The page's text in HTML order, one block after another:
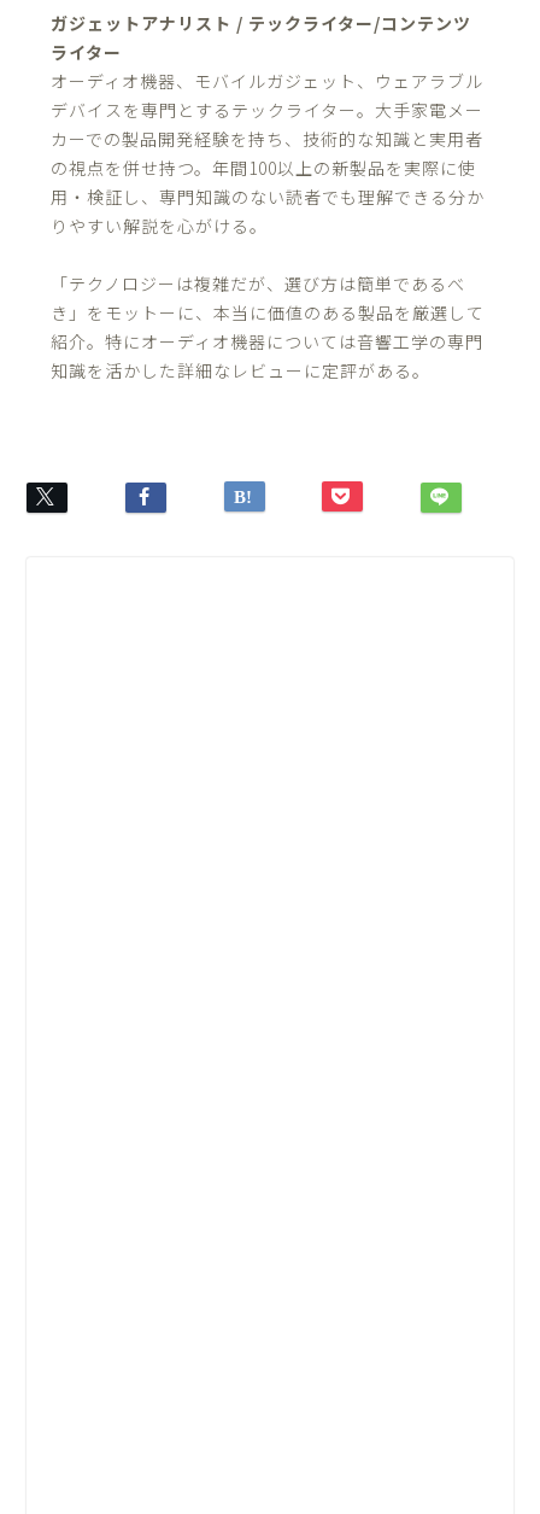
ガジェットアナリスト / テックライター/コンテンツ
ライター
オーディオ機器、モバイルガジェット、ウェアラブル
デバイスを専門とするテックライター。大手家電メー
カーでの製品開発経験を持ち、技術的な知識と実用者
の視点を併せ持つ。年間100以上の新製品を実際に使
用・検証し、専門知識のない読者でも理解できる分か
りやすい解説を心がける。
「テクノロジーは複雑だが、選び方は簡単であるべ
き」をモットーに、本当に価値のある製品を厳選して
紹介。特にオーディオ機器については音響工学の専門
知識を活かした詳細なレビューに定評がある。